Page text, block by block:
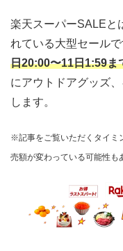
楽天スーパーSALEと
れている大型セールで
日20:00〜11日1:59ま
にアウトドアグッズ
します。
※記事をご覧いただくタイミ
売額が変わっている可能性も